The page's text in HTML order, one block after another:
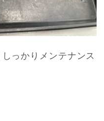
っかりメンテナンス